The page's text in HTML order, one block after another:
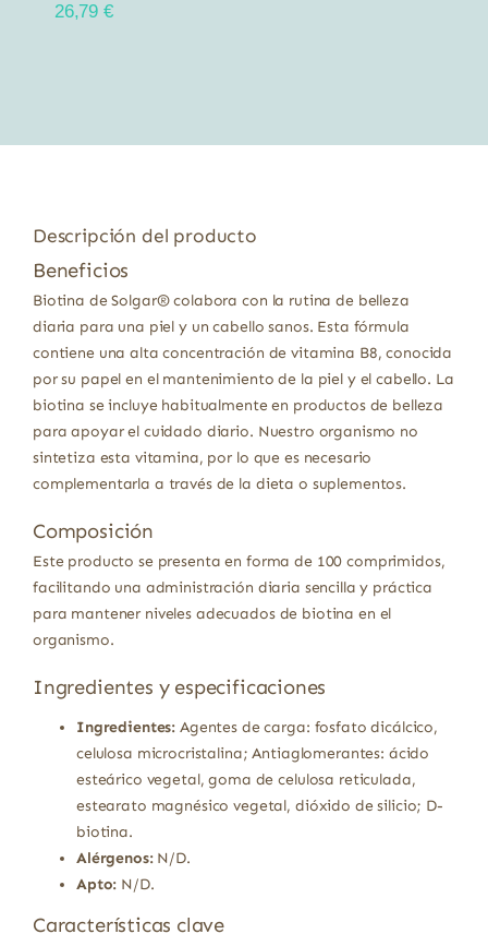
26,79 €
Descripción del producto
Beneficios
Biotina de Solgar® colabora con la rutina de belleza
diaria para una piel y un cabello sanos. Esta fórmula
contiene una alta concentración de vitamina B8, conocida
por su papel en el mantenimiento de la piel y el cabello. La
biotina se incluye habitualmente en productos de belleza
para apoyar el cuidado diario. Nuestro organismo no
sintetiza esta vitamina, por lo que es necesario
complementarla a través de la dieta o suplementos.
Composición
Este producto se presenta en forma de 100 comprimidos,
facilitando una administración diaria sencilla y práctica
para mantener niveles adecuados de biotina en el
organismo.
Ingredientes y especificaciones
Ingredientes: Agentes de carga: fosfato dicálcico,
celulosa microcristalina; Antiaglomerantes: ácido
esteárico vegetal, goma de celulosa reticulada,
estearato magnésico vegetal, dióxido de silicio; D-
biotina.
Alérgenos:N/D.
Apto: N/D.
Características clave